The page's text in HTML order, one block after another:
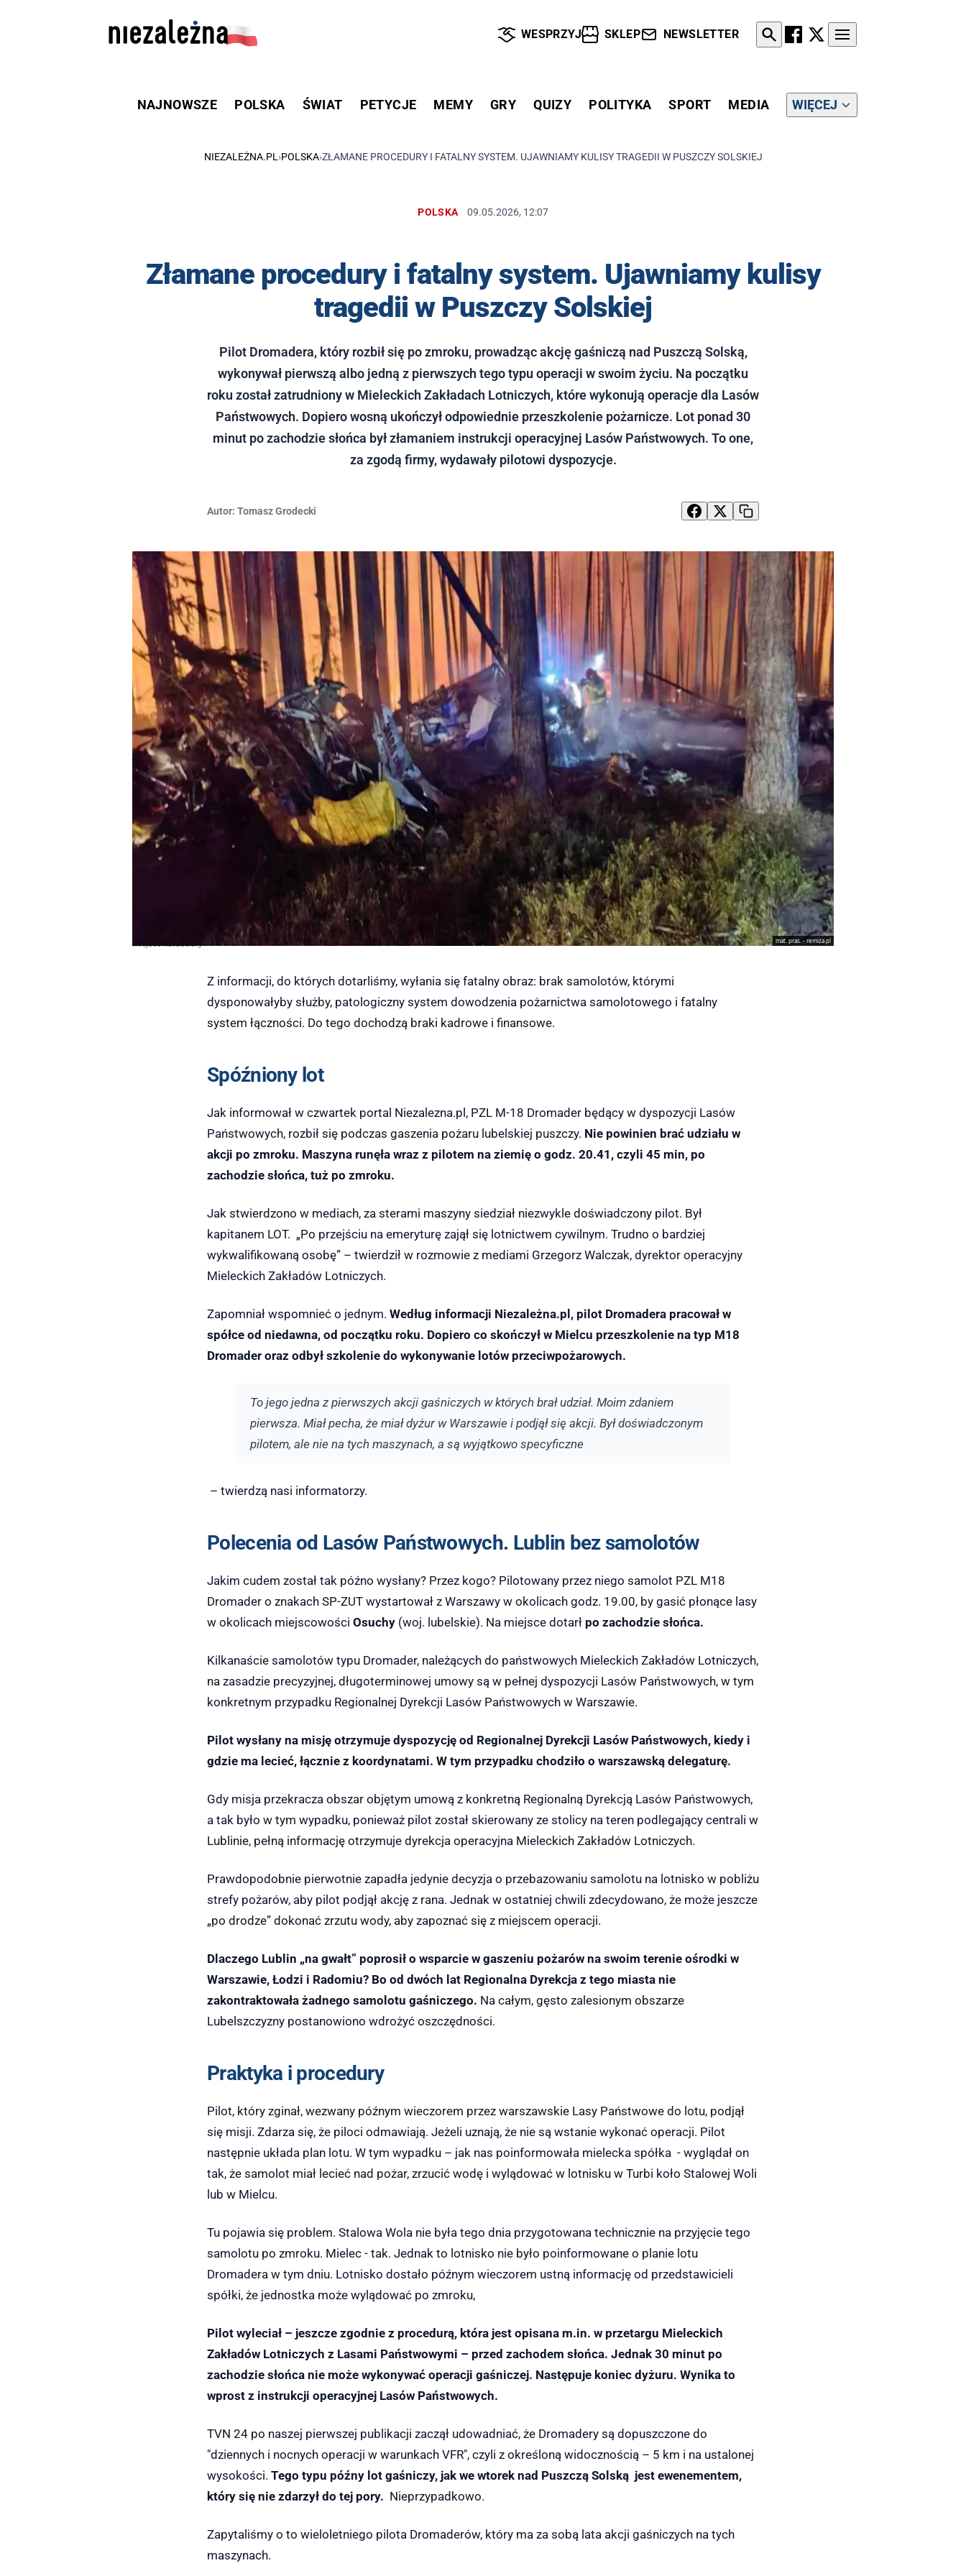
WESPRZYJ SKLEP NEWSLETTER
NAJNOWSZE POLSKA ŚWIAT PETYCJE MEMY GRY QUIZY POLITYKA SPORT MEDIA WIĘCEJ
NIEZALEŻNA.PL ›POLSKA›ZŁAMANE PROCEDURY I FATALNY SYSTEM. UJAWNIAMY KULISY TRAGEDII W PUSZCZY SOLSKIEJ
POLSKA 09.05.2026, 12:07
Złamane procedury i fatalny system. Ujawniamy kulisy
tragedii w Puszczy Solskiej
Pilot Dromadera, który rozbił się po zmroku, prowadząc akcję gaśniczą nad Puszczą Solską,
wykonywał pierwszą albo jedną z pierwszych tego typu operacji w swoim życiu. Na początku
roku został zatrudniony w Mieleckich Zakładach Lotniczych, które wykonują operacje dla Lasów
Państwowych. Dopiero wosną ukończył odpowiednie przeszkolenie pożarnicze. Lot ponad 30
minut po zachodzie słońca był złamaniem instrukcji operacyjnej Lasów Państwowych. To one,
za zgodą firmy, wydawały pilotowi dyspozycje.
Autor: Tomasz Grodecki
mat. pras. - remiza.pl
Miejsce katastrofy
Z informacji, do których dotarliśmy, wyłania się fatalny obraz: brak samolotów, którymi
dysponowałyby służby, patologiczny system dowodzenia pożarnictwa samolotowego i fatalny
system łączności. Do tego dochodzą braki kadrowe i finansowe.
Spóźniony lot
Jak informował w czwartek portal Niezalezna.pl, PZL M-18 Dromader będący w dyspozycji Lasów
Państwowych, rozbił się podczas gaszenia pożaru lubelskiej puszczy. Nie powinien brać udziału w
akcji po zmroku. Maszyna runęła wraz z pilotem na ziemię o godz. 20.41, czyli 45 min, po
zachodzie słońca, tuż po zmroku.
Jak stwierdzono w mediach, za sterami maszyny siedział niezwykle doświadczony pilot. Był
kapitanem LOT. „Po przejściu na emeryturę zajął się lotnictwem cywilnym. Trudno o bardziej
wykwalifikowaną osobę” – twierdził w rozmowie z mediami Grzegorz Walczak, dyrektor operacyjny
Mieleckich Zakładów Lotniczych.
Zapomniał wspomnieć o jednym. Według informacji Niezależna.pl, pilot Dromadera pracował w
spółce od niedawna, od początku roku. Dopiero co skończył w Mielcu przeszkolenie na typ M18
Dromader oraz odbył szkolenie do wykonywanie lotów przeciwpożarowych.
To jego jedna z pierwszych akcji gaśniczych w których brał udział. Moim zdaniem
pierwsza. Miał pecha, że miał dyżur w Warszawie i podjął się akcji. Był doświadczonym
pilotem, ale nie na tych maszynach, a są wyjątkowo specyficzne
– twierdzą nasi informatorzy.
Polecenia od Lasów Państwowych. Lublin bez samolotów
Jakim cudem został tak późno wysłany? Przez kogo? Pilotowany przez niego samolot PZL M18
Dromader o znakach SP-ZUT wystartował z Warszawy w okolicach godz. 19.00, by gasić płonące lasy
w okolicach miejscowości Osuchy (woj. lubelskie). Na miejsce dotarł po zachodzie słońca.
Kilkanaście samolotów typu Dromader, należących do państwowych Mieleckich Zakładów Lotniczych,
na zasadzie precyzyjnej, długoterminowej umowy są w pełnej dyspozycji Lasów Państwowych, w tym
konkretnym przypadku Regionalnej Dyrekcji Lasów Państwowych w Warszawie.
Pilot wysłany na misję otrzymuje dyspozycję od Regionalnej Dyrekcji Lasów Państwowych, kiedy i
gdzie ma lecieć, łącznie z koordynatami. W tym przypadku chodziło o warszawską delegaturę.
Gdy misja przekracza obszar objętym umową z konkretną Regionalną Dyrekcją Lasów Państwowych,
a tak było w tym wypadku, ponieważ pilot został skierowany ze stolicy na teren podlegający centrali w
Lublinie, pełną informację otrzymuje dyrekcja operacyjna Mieleckich Zakładów Lotniczych.
Prawdopodobnie pierwotnie zapadła jedynie decyzja o przebazowaniu samolotu na lotnisko w pobliżu
strefy pożarów, aby pilot podjął akcję z rana. Jednak w ostatniej chwili zdecydowano, że może jeszcze
„po drodze” dokonać zrzutu wody, aby zapoznać się z miejscem operacji.
Dlaczego Lublin „na gwałt” poprosił o wsparcie w gaszeniu pożarów na swoim terenie ośrodki w
Warszawie, Łodzi i Radomiu? Bo od dwóch lat Regionalna Dyrekcja z tego miasta nie
zakontraktowała żadnego samolotu gaśniczego. Na całym, gęsto zalesionym obszarze
Lubelszczyzny postanowiono wdrożyć oszczędności.
Praktyka i procedury
Pilot, który zginał, wezwany późnym wieczorem przez warszawskie Lasy Państwowe do lotu, podjął
się misji. Zdarza się, że piloci odmawiają. Jeżeli uznają, że nie są wstanie wykonać operacji. Pilot
następnie układa plan lotu. W tym wypadku – jak nas poinformowała mielecka spółka - wyglądał on
tak, że samolot miał lecieć nad pożar, zrzucić wodę i wylądować w lotnisku w Turbi koło Stalowej Woli
lub w Mielcu.
Tu pojawia się problem. Stalowa Wola nie była tego dnia przygotowana technicznie na przyjęcie tego
samolotu po zmroku. Mielec - tak. Jednak to lotnisko nie było poinformowane o planie lotu
Dromadera w tym dniu. Lotnisko dostało późnym wieczorem ustną informację od przedstawicieli
spółki, że jednostka może wylądować po zmroku,
Pilot wyleciał – jeszcze zgodnie z procedurą, która jest opisana m.in. w przetargu Mieleckich
Zakładów Lotniczych z Lasami Państwowymi – przed zachodem słońca. Jednak 30 minut po
zachodzie słońca nie może wykonywać operacji gaśniczej. Następuje koniec dyżuru. Wynika to
wprost z instrukcji operacyjnej Lasów Państwowych.
TVN 24 po naszej pierwszej publikacji zaczął udowadniać, że Dromadery są dopuszczone do
"dziennych i nocnych operacji w warunkach VFR", czyli z określoną widocznością – 5 km i na ustalonej
wysokości. Tego typu późny lot gaśniczy, jak we wtorek nad Puszczą Solską jest ewenementem,
który się nie zdarzył do tej pory. Nieprzypadkowo.
Zapytaliśmy o to wieloletniego pilota Dromaderów, który ma za sobą lata akcji gaśniczych na tych
maszynach.